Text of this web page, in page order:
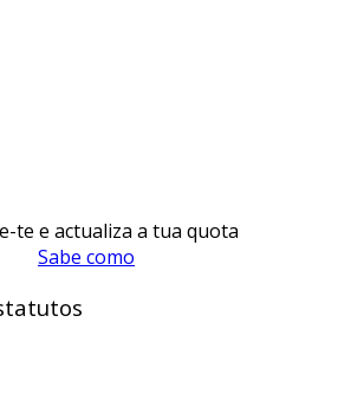
te e actualiza a tua quota
Sabe como